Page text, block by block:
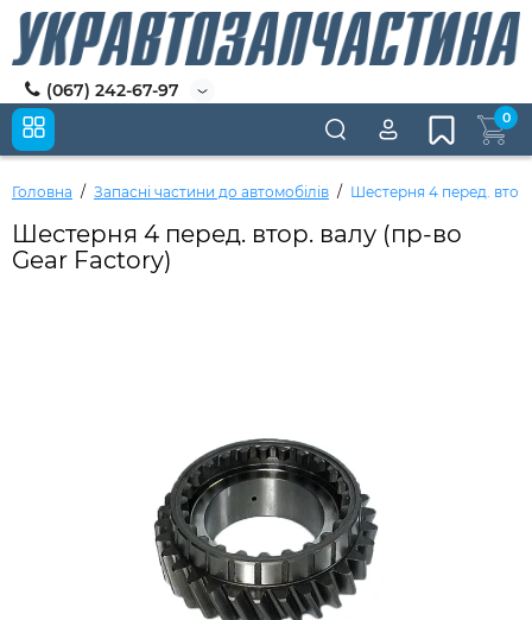
(067) 242-67-97
0
Головна Запасні частини до автомобілів Шестерня 4 перед.
Шестерня 4 перед. втор. валу (пр-во
Gear Factory)